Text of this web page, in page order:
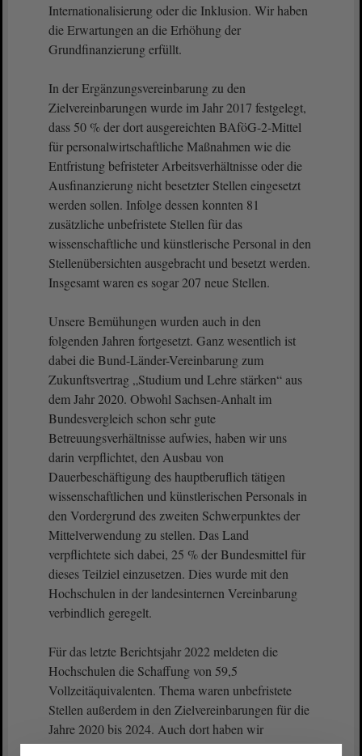
Internationalisierung oder die Inklusion. Wir haben
die Erwartungen an die Erhöhung der
Grundfinanzierung erfüllt.
In der Ergänzungsvereinbarung zu den
Zielvereinbarungen wurde im Jahr 2017 festgelegt,
dass 50 % der dort ausgereichten BAföG-2-Mittel
für personalwirtschaftliche Maßnahmen wie die
Entfristung befristeter Arbeitsverhältnisse oder die
Ausfinanzierung nicht besetzter Stellen eingesetzt
werden sollen. Infolge dessen konnten 81
zusätzliche unbefristete Stellen für das
wissenschaftliche und künstlerische Personal in den
Stellenübersichten ausgebracht und besetzt werden.
Insgesamt waren es sogar 207 neue Stellen.
Unsere Bemühungen wurden auch in den
folgenden Jahren fortgesetzt. Ganz wesentlich ist
dabei die Bund-Länder-Vereinbarung zum
Zukunftsvertrag „Studium und Lehre stärken“ aus
dem Jahr 2020. Obwohl Sachsen-Anhalt im
Bundesvergleich schon sehr gute
Betreuungsverhältnisse aufwies, haben wir uns
darin verpflichtet, den Ausbau von
Dauerbeschäftigung des hauptberuflich tätigen
wissenschaftlichen und künstlerischen Personals in
den Vordergrund des zweiten Schwerpunktes der
Mittelverwendung zu stellen. Das Land
verpflichtete sich dabei, 25 % der Bundesmittel für
dieses Teilziel einzusetzen. Dies wurde mit den
Hochschulen in der landesinternen Vereinbarung
verbindlich geregelt.
Für das letzte Berichtsjahr 2022 meldeten die
Hochschulen die Schaffung von 59,5
Vollzeitäquivalenten. Thema waren unbefristete
Stellen außerdem in den Zielvereinbarungen für die
Jahre 2020 bis 2024. Auch dort haben wir
hineingeschrieben, dass Hochschulen im